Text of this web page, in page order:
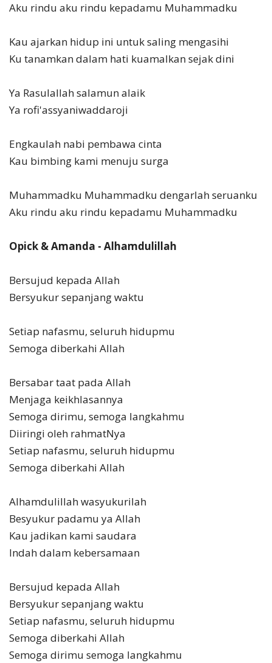
Aku rindu aku rindu kepadamu Muhammadku
Kau ajarkan hidup ini untuk saling mengasihi
Ku tanamkan dalam hati kuamalkan sejak dini
Ya Rasulallah salamun alaik
Ya rofi'assyaniwaddaroji
Engkaulah nabi pembawa cinta
Kau bimbing kami menuju surga
Muhammadku Muhammadku dengarlah seruanku
Aku rindu aku rindu kepadamu Muhammadku
Opick & Amanda - Alhamdulillah
Bersujud kepada Allah
Bersyukur sepanjang waktu
Setiap nafasmu, seluruh hidupmu
Semoga diberkahi Allah
Bersabar taat pada Allah
Menjaga keikhlasannya
Semoga dirimu, semoga langkahmu
Diiringi oleh rahmatNya
Setiap nafasmu, seluruh hidupmu
Semoga diberkahi Allah
Alhamdulillah wasyukurilah
Besyukur padamu ya Allah
Kau jadikan kami saudara
Indah dalam kebersamaan
Bersujud kepada Allah
Bersyukur sepanjang waktu
Setiap nafasmu, seluruh hidupmu
Semoga diberkahi Allah
Semoga dirimu semoga langkahmu